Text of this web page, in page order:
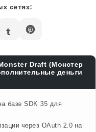
сетях:
Draft (Монстер
деньги
базе SDK 35 для
через OAuth 2.0 на